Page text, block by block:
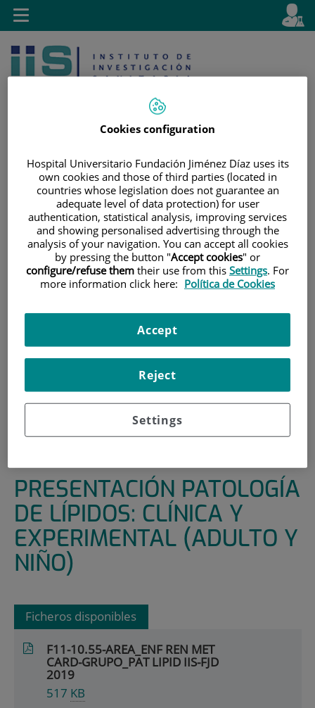
Saltar al contenido
activo
es
Buscar
Toggle
navigation
ÁREAS Y GRUPOS DE INVESTIGACIÓN
|ENFERMEDADES RENALES, METABÓLICAS Y
|PATOLOGÍA DE LÍPIDOS: CLÍNICA Y EXPERIMENTAL
|PRESENTACIÓN PATOLOGÍA DE LÍPIDOS: CLÍNICA Y
PRESENTACIÓN PATOLOGÍA
DE LÍPIDOS: CLÍNICA Y
EXPERIMENTAL (ADULTO Y
NIÑO)
Ficheros disponibles
F11-10.55-AREA_ENF REN MET
CARD-GRUPO_PAT LIPID IIS-FJD
2019
517 KB
Cookies configuration
Hospital Universitario Fundación Jiménez Díaz uses its
own cookies and those of third parties (located in
countries whose legislation does not guarantee an
adequate level of data protection) for user
authentication, statistical analysis, improving services
and showing personalised advertising through the
analysis of your navigation. You can accept all cookies
by pressing the button "Accept cookies" or
configure/refuse them their use from this Settings. For
more information click here: Política de Cookies
Settings
Reject
Accept